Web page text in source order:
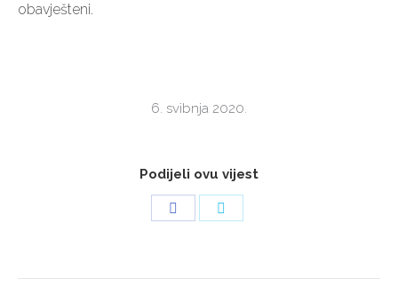
obavješteni.
6. svibnja 2020.
Podijeli ovu vijest